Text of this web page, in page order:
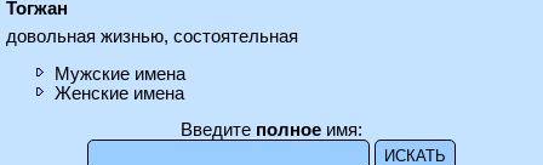
Тогжан
довольная жизнью, состоятельная
Мужские имена
Женские имена
Введите полное имя: